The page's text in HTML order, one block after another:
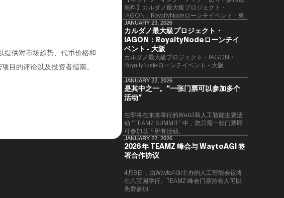
供对市场趋势、代币价格和
目的评论以及投资者指南。
無料】カルダノ最大級プロジェクト・
IAGON：RoyaltyNodeローンチイベント - 東
京
JANUARY 23, 2026
カルダノ最大級プロジェクト・
IAGON：RoyaltyNodeローンチイ
ベント - 大阪
​カルダノ最大級プロジェクト・IAGON：
RoyaltyNodeローンチイベント - 大阪
JANUARY 22, 2026
是其中之一。“一张门票可以参加多个
活动”
在即将在东京举行的Web3和人工智能主要活
动 “TEAMZ SUMMIT” 中，您只需一张门票即
可参加以下所有活动。
JANUARY 22, 2026
2026 年 TEAMZ 峰会与 WaytoAGI 签
署合作协议
4月8日，由WaytoAGI主办的人工智能会议将
在八宝园举行。TEAMZ 峰会门票持有人可以
免费参加